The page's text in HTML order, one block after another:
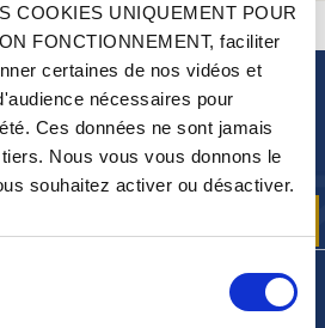
COOKIES UNIQUEMENT POUR
FONCTIONNEMENT, faciliter
certaines de nos vidéos et
nécessaires pour
Ces données ne sont jamais
Nous vous vous donnons le
souhaitez activer ou désactiver.
CONTACTEZ-NOUS
et actualités produits